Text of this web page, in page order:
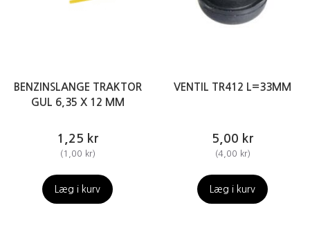
BENZINSLANGE TRAKTOR
GUL 6,35 X 12 MM
1,25 kr
(1,00 kr)
Læg i kurv
VENTIL TR412 L=33MM
5,00 kr
(4,00 kr)
Læg i kurv